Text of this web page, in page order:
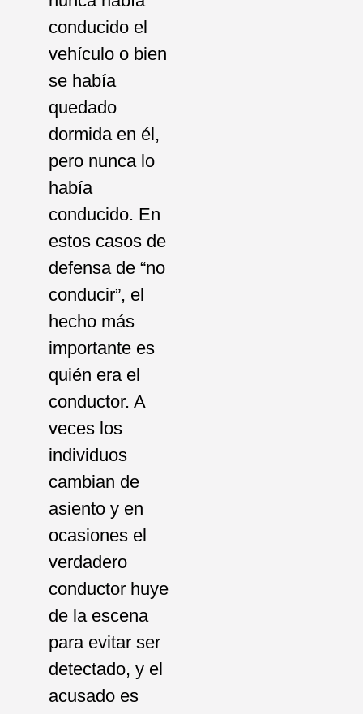
conducido el
vehículo o bien
se había
quedado
dormida en él,
pero nunca lo
había
conducido. En
estos casos de
defensa de “no
conducir”, el
hecho más
importante es
quién era el
conductor. A
veces los
individuos
cambian de
asiento y en
ocasiones el
verdadero
conductor huye
de la escena
para evitar ser
detectado, y el
acusado es